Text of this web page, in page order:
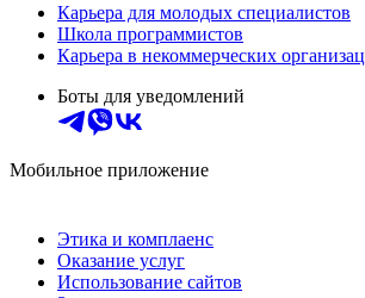
Карьера для молодых специалистов
Школа программистов
Карьера в некоммерческих
Боты для уведомлений
Мобильное приложение
Этика и комплаенс
Оказание услуг
Использование сайтов